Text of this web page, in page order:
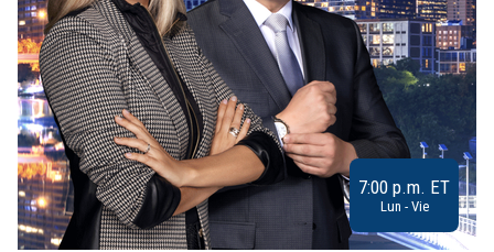
7:00 p.m. ET
Lun - Vie